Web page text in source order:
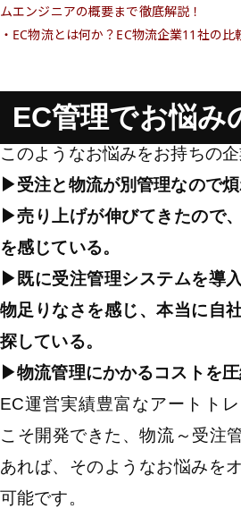
ムエンジニアの概要まで徹底解説！
・EC物流とは何か？EC物流企業11社の比
EC管理でお悩み
このようなお悩みをお持ちの
▶︎受注と物流が別管理なので
▶︎売り上げが伸びてきたので
を感じている。
▶︎既に受注管理システムを導
物足りなさを感じ、本当に自
探している。
▶︎物流管理にかかるコストを
EC運営実績豊富なアートト
こそ開発できた、物流～受注
あれば、そのようなお悩みを
可能です。